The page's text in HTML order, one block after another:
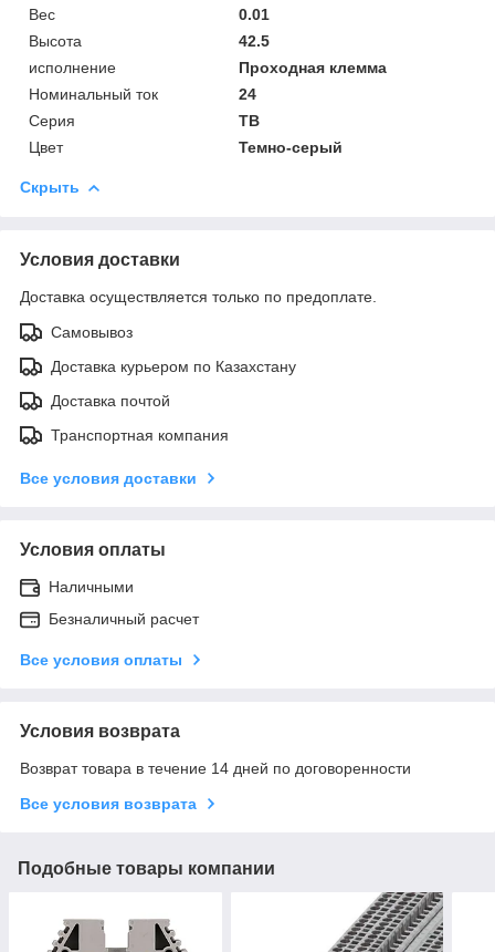
Вес
0.01
Высота
42.5
исполнение
Проходная клемма
Номинальный ток
24
Серия
TB
Цвет
Темно-серый
Скрыть
Условия доставки
Доставка осуществляется только по предоплате.
Самовывоз
Доставка курьером по Казахстану
Доставка почтой
Транспортная компания
Все условия доставки
Условия оплаты
Наличными
Безналичный расчет
Все условия оплаты
Условия возврата
Возврат товара в течение 14 дней по договоренности
Все условия возврата
Подобные товары компании